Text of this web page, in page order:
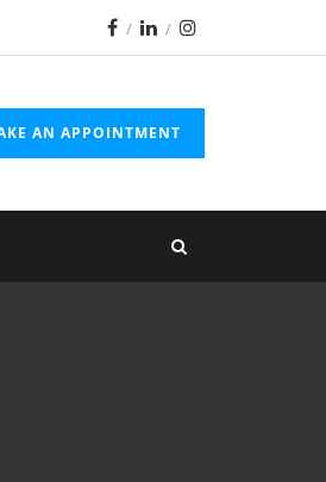
AN APPOINTMENT